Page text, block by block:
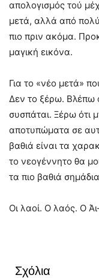
απολογισμός τού
μετά, αλλά από
πιο πριν ακόμα.
μαγική εικόνα.
Για το «νέο μετά»
Δεν το ξέρω. Βλέπω
συσπάται. Ξέρω ότι
αποτυπώματα σε
βαθιά είναι τα
το νεογέννητο θα
τα πιο βαθιά
Οι λαοί. Ο λαός. Ο
Σχόλια